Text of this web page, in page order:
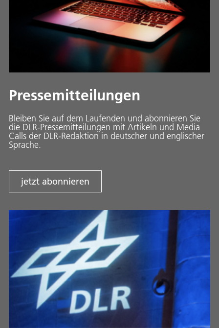
Pressemitteilungen
Bleiben Sie auf dem Laufenden und abonnieren Sie
die DLR-Pressemitteilungen mit Artikeln und Media
Calls der DLR-Redaktion in deutscher und englischer
Sprache.
jetzt abonnieren